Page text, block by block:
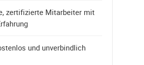
zertifizierte Mitarbeiter mit
und unverbindlich